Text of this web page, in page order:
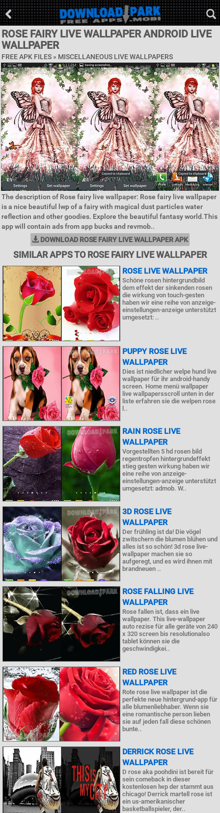
ROSE FAIRY LIVE WALLPAPER ANDROID LIVE
WALLPAPER
FREE APK FILES » MISCELLANEOUS LIVE WALLPAPERS
The description of Rose fairy live wallpaper: Rose fairy live wallpaper
is a nice beautiful lwp of a fairy with magical dust particles water
reflection and other goodies. Explore the beautiful fantasy world.This
app will contain ads from app bucks and revmob..
DOWNLOAD ROSE FAIRY LIVE WALLPAPER APK
SIMILAR APPS TO ROSE FAIRY LIVE WALLPAPER
ROSE LIVE WALLPAPER
Schöne rosen hintergrundbild
dem effekt der sinkenden rosen
die wirkung von touch-gesten
haben wir eine reihe von anzeige-
einstellungen-anzeige unterstützt
umgesetzt: ..
PUPPY ROSE LIVE
WALLPAPER
Dies ist niedlicher welpe hund live
wallpaper für ihr android-handy
screen. Home menü wallpaper
live wallpapersscroll unten in der
liste erfahren sie die welpen rose
l..
RAIN ROSE LIVE
WALLPAPER
Vorgestellten 5 hd rosen bild
regentropfen hintergrundeffekt
stieg gesten wirkung haben wir
eine reihe von anzeige-
einstellungen-anzeige unterstützt
umgesetzt: admob. W..
3D ROSE LIVE
WALLPAPER
Der frühling ist da! Die vögel
zwitschern die blumen blühen und
alles ist so schön! 3d rose live-
wallpaper machen sie so
aufgeregt, und es wird ihnen mit
brandneuen ..
ROSE FALLING LIVE
WALLPAPER
Rose fallen ist, dass ein live
wallpaper. This live-wallpaper
auto rezise für alle geräte von 240
x 320 screen bis resolutionalso
tablet können sie die
geschwindigkei..
RED ROSE LIVE
WALLPAPER
Rote rose live wallpaper ist die
perfekte neue hintergrund-app für
alle blumenliebhaber. Wenn sie
eine romantische person lieben
sie auf jeden fall diese schönen
bunte..
DERRICK ROSE LIVE
WALLPAPER
D rose aka poohdini ist bereit für
sein comeback in dieser
kostenlosen lwp der stammt aus
chicago! Derrick martell rose ist
ein us-amerikanischer
basketballspieler, der..